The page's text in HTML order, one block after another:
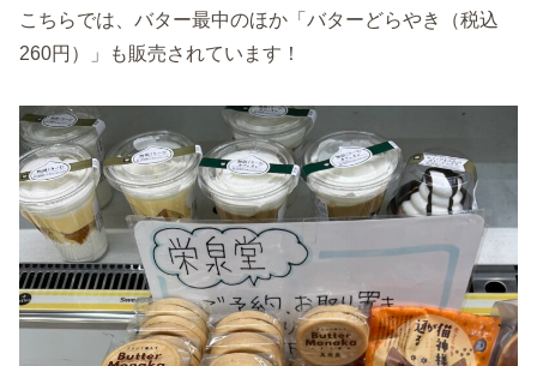
こちらでは、バター最中のほか「バターどらやき（税込
260円）」も販売されています！